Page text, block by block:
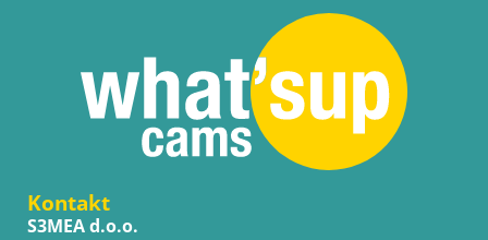
Kontakt
S3MEA d.o.o.